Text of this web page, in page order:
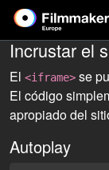
Incrustar el
El <iframe> se
El código
apropiado del
Autoplay